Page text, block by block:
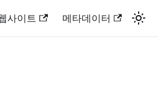
사이트 메타데이터